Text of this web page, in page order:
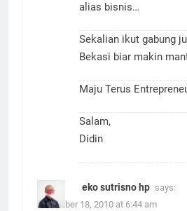
Sekalian ikut gabung
Salam,
eko sutrisno hp says: